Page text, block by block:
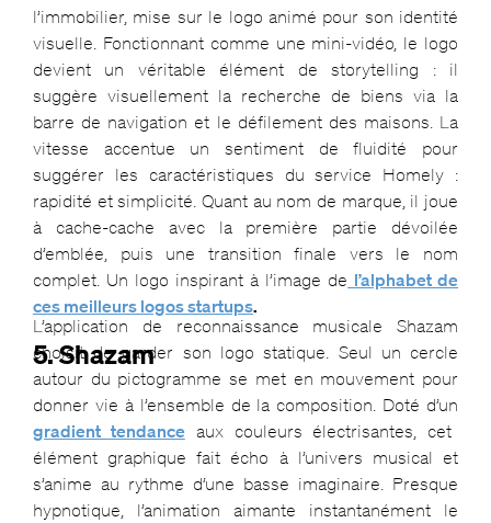
l’immobilier, mise sur le logo animé pour son identité
visuelle. Fonctionnant comme une mini-vidéo, le logo
devient un véritable élément de storytelling : il
suggère visuellement la recherche de biens via la
barre de navigation et le défilement des maisons. La
vitesse accentue un sentiment de fluidité pour
suggérer les caractéristiques du service Homely :
rapidité et simplicité. Quant au nom de marque, il joue
à cache-cache avec la première partie dévoilée
d’emblée, puis une transition finale vers le nom
complet. Un logo inspirant à l’image de l’alphabet de
ces meilleurs logos startups.
5. Shazam
L’application de reconnaissance musicale Shazam
choisit de garder son logo statique. Seul un cercle
autour du pictogramme se met en mouvement pour
donner vie à l’ensemble de la composition. Doté d’un
gradient tendanceaux couleurs électrisantes, cet
élément graphique fait écho à l’univers musical et
s’anime au rythme d’une basse imaginaire. Presque
hypnotique, l’animation aimante instantanément le